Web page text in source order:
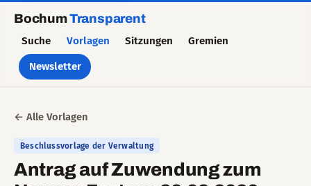
BochumTransparent
Suche Vorlagen Sitzungen Gremien
Newsletter
← Alle Vorlagen
Beschlussvorlage der Verwaltung
Antrag auf Zuwendung zum